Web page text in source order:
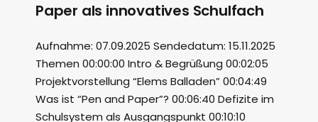
Paper als innovatives Schulfach
Aufnahme: 07.09.2025 Sendedatum: 15.11.2025
Themen 00:00:00 Intro & Begrüßung 00:02:05
Projektvorstellung “Elems Balladen” 00:04:49
Was ist “Pen and Paper”? 00:06:40 Defizite im
Schulsystem als Ausgangspunkt 00:10:10